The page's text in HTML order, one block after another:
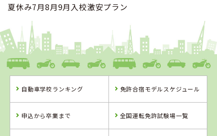
夏休み7月8月9月入校激安プラン
自動車学校ランキング 免許合宿モデルスケジュール
申込から卒業まで 全国運転免許試験場一覧